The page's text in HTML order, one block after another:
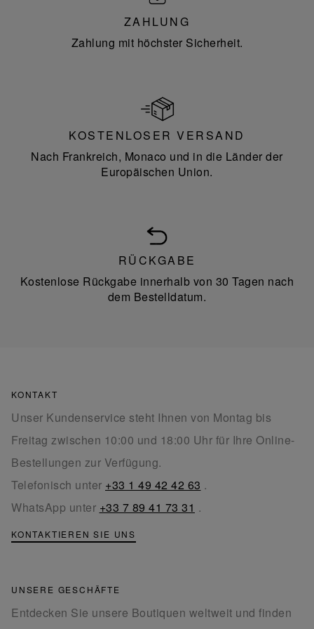
ZAHLUNG
Zahlung mit höchster Sicherheit.
KOSTENLOSER VERSAND
Nach Frankreich, Monaco und in die Länder der
Europäischen Union.
RÜCKGABE
Kostenlose Rückgabe innerhalb von 30 Tagen nach
dem Bestelldatum.
KONTAKT
Unser Kundenservice steht Ihnen von Montag bis
Freitag zwischen 10:00 und 18:00 Uhr für Ihre Online-
Bestellungen zur Verfügung.
Telefonisch unter +33 1 49 42 42 63 .
WhatsApp unter +33 7 89 41 73 31 .
KONTAKTIEREN SIE UNS
UNSERE GESCHÄFTE
Entdecken Sie unsere Boutiquen weltweit und finden